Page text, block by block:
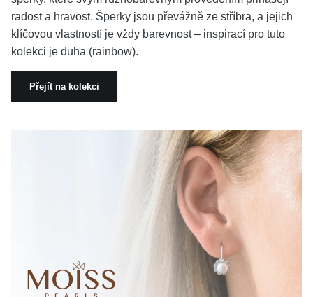
radost a hravost. Šperky jsou převážně ze stříbra, a jejich
klíčovou vlastností je vždy barevnost – inspirací pro tuto
kolekci je duha (rainbow).
Přejít na kolekci